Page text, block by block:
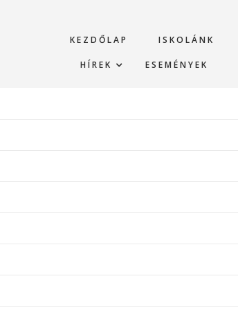
KEZDŐLAP ISKOLÁNK
HÍREK ESEMÉNYEK